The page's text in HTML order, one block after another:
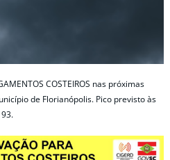
COSTEIROS nas próximas
de Florianópolis. Pico previsto às